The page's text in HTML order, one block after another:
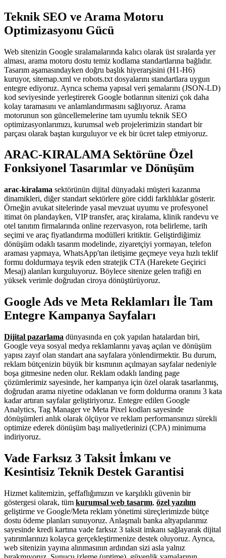
Teknik SEO ve Arama Motoru
Optimizasyonu Gücü
Web sitenizin Google sıralamalarında kalıcı olarak üst sıralarda yer
alması, arama motoru dostu temiz kodlama standartlarına bağlıdır.
Tasarım aşamasındayken doğru başlık hiyerarşisini (H1-H6)
kuruyor, sitemap.xml ve robots.txt dosyalarını standartlara uygun
entegre ediyoruz. Ayrıca schema yapısal veri şemalarını (JSON-LD)
kod seviyesinde yerleştirerek Google botlarının sitenizi çok daha
kolay taramasını ve anlamlandırmasını sağlıyoruz. Arama
motorunun son güncellemelerine tam uyumlu teknik SEO
optimizasyonlarımızı, kurumsal web projelerimizin standart bir
parçası olarak baştan kurguluyor ve ek bir ücret talep etmiyoruz.
ARAC-KIRALAMA Sektörüne Özel
Fonksiyonel Tasarımlar ve Dönüşüm
arac-kiralama sektörünün dijital dünyadaki müşteri kazanma
dinamikleri, diğer standart sektörlere göre ciddi farklılıklar gösterir.
Örneğin avukat sitelerinde yasal mevzuat uyumu ve profesyonel
itimat ön plandayken, VIP transfer, araç kiralama, klinik randevu ve
otel tanıtım firmalarında online rezervasyon, rota belirleme, tarih
seçimi ve araç fiyatlandırma modülleri kritiktir. Geliştirdiğimiz
dönüşüm odaklı tasarım modelinde, ziyaretçiyi yormayan, telefon
araması yapmaya, WhatsApp'tan iletişime geçmeye veya hızlı teklif
formu doldurmaya teşvik eden stratejik CTA (Harekete Geçirici
Mesaj) alanları kurguluyoruz. Böylece sitenize gelen trafiği en
yüksek verimle doğrudan ciroya dönüştürüyoruz.
Google Ads ve Meta Reklamları İle Tam
Entegre Kampanya Sayfaları
Dijital pazarlama dünyasında en çok yapılan hatalardan biri,
Google veya sosyal medya reklamlarını yavaş açılan ve dönüşüm
yapısı zayıf olan standart ana sayfalara yönlendirmektir. Bu durum,
reklam bütçenizin büyük bir kısmının açılmayan sayfalar nedeniyle
boşa gitmesine neden olur. Reklam odaklı landing page
çözümlerimiz sayesinde, her kampanya için özel olarak tasarlanmış,
doğrudan arama niyetine odaklanan ve form doldurma oranını 3 kata
kadar artıran sayfalar geliştiriyoruz. Entegre edilen Google
Analytics, Tag Manager ve Meta Pixel kodları sayesinde
dönüşümleri anlık olarak ölçüyor ve reklam performansınızı sürekli
optimize ederek dönüşüm başı maliyetlerinizi (CPA) minimuma
indiriyoruz.
Vade Farksız 3 Taksit İmkanı ve
Kesintisiz Teknik Destek Garantisi
Hizmet kalitemizin, şeffaflığımızın ve karşılıklı güvenin bir
göstergesi olarak, tüm kurumsal web tasarım, özel yazılım
geliştirme ve Google/Meta reklam yönetimi süreçlerimizde bütçe
dostu ödeme planları sunuyoruz. Anlaşmalı banka altyapılarımız
sayesinde kredi kartına vade farksız 3 taksit imkanı sağlayarak dijital
yatırımlarınızı kolayca gerçekleştirmenize destek oluyoruz. Ayrıca,
web sitenizin yayına alınmasının ardından sizi asla yalnız